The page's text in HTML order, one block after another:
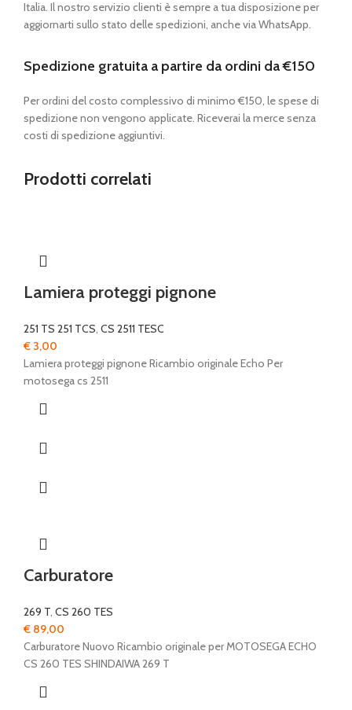
Italia. Il nostro servizio clienti è sempre a tua disposizione per
aggiornarti sullo stato delle spedizioni, anche via WhatsApp.
Spedizione gratuita a partire da ordini da €150
Per ordini del costo complessivo di minimo €150, le spese di
spedizione non vengono applicate. Riceverai la merce senza
costi di spedizione aggiuntivi.
Prodotti correlati
Lamiera proteggi pignone
251 TS 251 TCS, CS 2511 TESC
€ 3,00
Lamiera proteggi pignone Ricambio originale Echo Per
motosega cs 2511
Carburatore
269 T, CS 260 TES
€ 89,00
Carburatore Nuovo Ricambio originale per MOTOSEGA ECHO
CS 260 TES SHINDAIWA 269 T